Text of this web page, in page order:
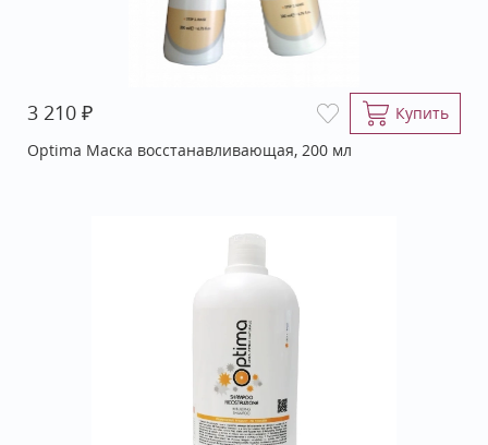
3 210 ₽
Купить
Optima Маска восстанавливающая, 200 мл